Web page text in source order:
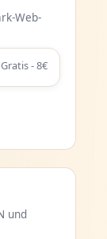
Web-
Gratis - 8€
und